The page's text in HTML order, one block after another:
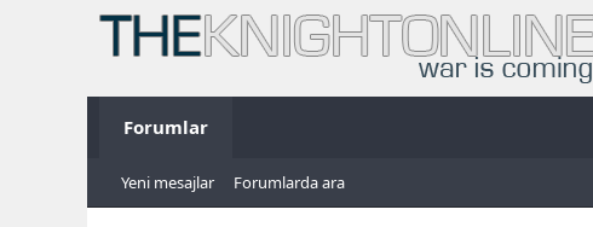
Forumlar
Yeni mesajlar Forumlarda ara